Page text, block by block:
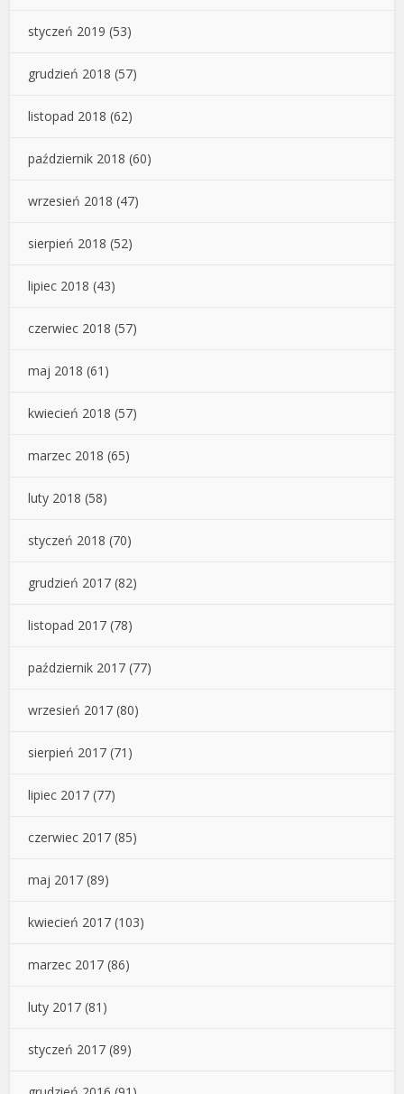
styczeń 2019 (53)
grudzień 2018 (57)
listopad 2018 (62)
październik 2018 (60)
wrzesień 2018 (47)
sierpień 2018 (52)
lipiec 2018 (43)
czerwiec 2018 (57)
maj 2018 (61)
kwiecień 2018 (57)
marzec 2018 (65)
luty 2018 (58)
styczeń 2018 (70)
grudzień 2017 (82)
listopad 2017 (78)
październik 2017 (77)
wrzesień 2017 (80)
sierpień 2017 (71)
lipiec 2017 (77)
czerwiec 2017 (85)
maj 2017 (89)
kwiecień 2017 (103)
marzec 2017 (86)
luty 2017 (81)
styczeń 2017 (89)